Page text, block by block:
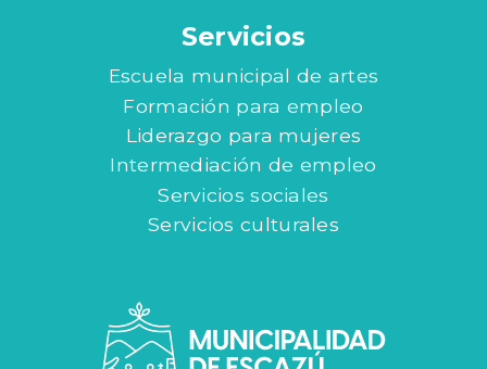
Servicios
Escuela municipal de artes
Formación para empleo
Liderazgo para mujeres
Intermediación de empleo
Servicios sociales
Servicios culturales